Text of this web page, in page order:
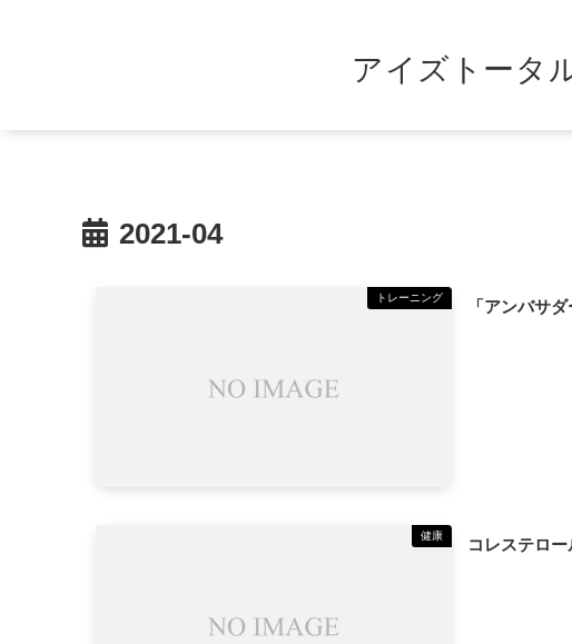
アイズトータ
2021-04
トレーニング 「アンバサ
健康 コレステロ